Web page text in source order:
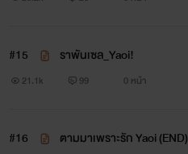
#15 ‪ราพันเซล_Yaoi‬!
21.1k 99 0 หน้า
#16 ตามมาเพราะรัก Yaoi (END)